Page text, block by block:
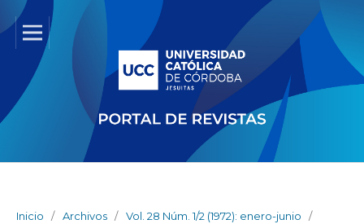
Inicio / Archivos / Vol. 28 Núm. 1/2 (1972): enero-junio
/